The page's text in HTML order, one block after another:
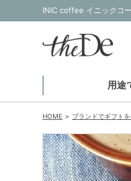
INIC coffee イニックコ
用途
HOME ブランドでギフト